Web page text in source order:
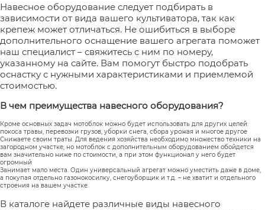
Навесное оборудование следует подбирать в
зависимости от вида вашего культиватора, так как
крепеж может отличаться. Не ошибиться в выборе
дополнительного оснащение вашего агрегата поможет
наш специалист – свяжитесь с ним по номеру,
указанному на сайте. Вам помогут быстро подобрать
оснастку с нужными характеристиками и приемлемой
стоимостью.
В чем преимущества навесного оборудования?
Кроме основных задач мотоблок можно будет использовать для других целей:
покоса травы, перевозки грузов, уборки снега, сбора урожая и многое другое
Снижаете своим траты. Для ведения хозяйства необходимо множество техники на
загородном участке, но мотоблок с дополнительным оборудованием обойдется
вам значительно ниже по cтоимости, а при этом функционал у него будет
огромный
Занимает мало места. Один универсальный агрегат можно уместить даже в доме,
а покупая отдельно газонокосилку, снегоуборщик и т.д. – не хватит и отдельного
строения на вашем участке.
В каталоге найдете различные виды навесного